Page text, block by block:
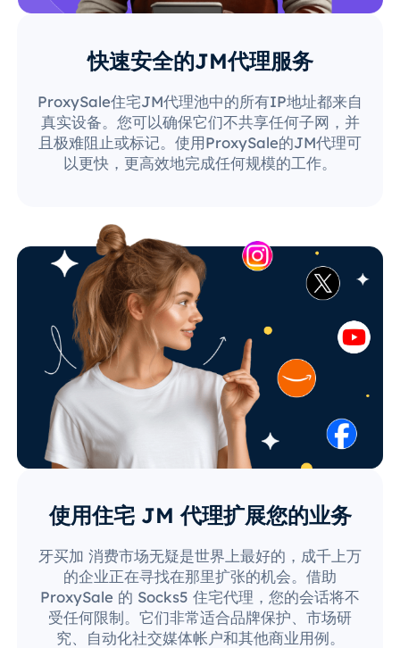
快速安全的JM代理服务
ProxySale住宅JM代理池中的所有IP地址都来自
真实设备。您可以确保它们不共享任何子网，并
且极难阻止或标记。使用ProxySale的JM代理可
以更快，更高效地完成任何规模的工作。
使用住宅 JM 代理扩展您的业务
牙买加 消费市场无疑是世界上最好的，成千上万
的企业正在寻找在那里扩张的机会。借助
ProxySale 的 Socks5 住宅代理，您的会话将不
受任何限制。它们非常适合品牌保护、市场研
究、自动化社交媒体帐户和其他商业用例。